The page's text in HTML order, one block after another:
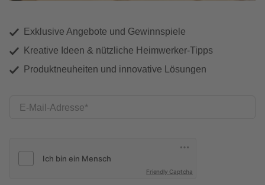
Exklusive Angebote und Gewinnspiele
Kreative Ideen & nützliche Heimwerker-Tipps
Produktneuheiten und innovative Lösungen
E-Mail-Adresse
Friendly Captcha